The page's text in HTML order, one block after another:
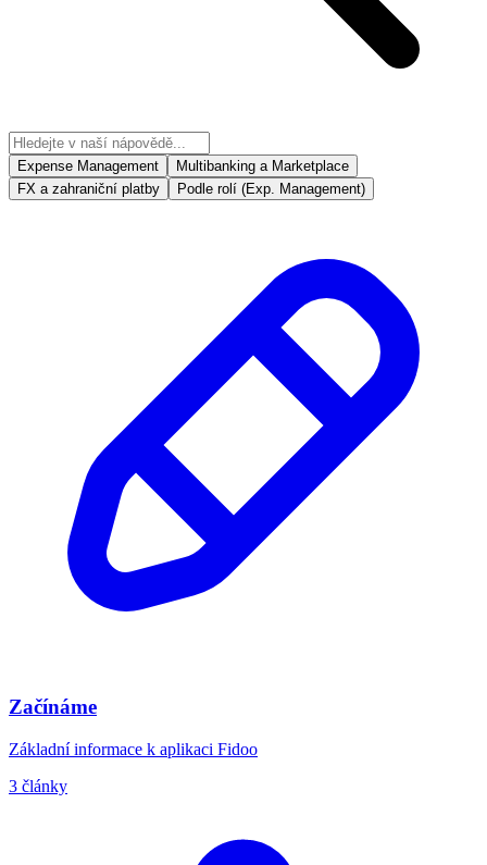
Expense Management
Multibanking a Marketplace
FX a zahraniční platby
Podle rolí (Exp. Management)
Začínáme
Základní informace k aplikaci Fidoo
3 články